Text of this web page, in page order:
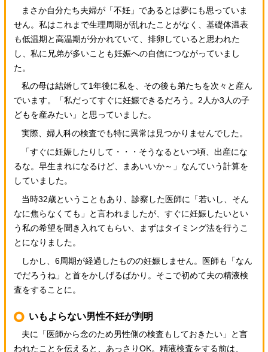
まさか自分たち夫婦が「不妊」であるとは夢にも思っていま
せん。私はこれまで生理周期が乱れたことがなく、基礎体温表
も低温期と高温期が分かれていて、排卵していると思われた
し、私に兄弟が多いことも妊娠への自信につながっていまし
た。
私の母は結婚して1年後に私を、その後も弟たちを次々と産ん
でいます。「私だってすぐに妊娠できるだろう。2人か3人の子
どもを産みたい」と思っていました。
実際、婦人科の検査でも特に異常は見つかりませんでした。
「すぐに妊娠したりして・・・そうなるといつ頃、出産にな
るな。早生まれになるけど、まあいいか～」なんていう計算を
していました。
当時32歳ということもあり、診察した医師に「若いし、そん
なに焦らなくても」と言われましたが、すぐに妊娠したいとい
う私の希望を聞き入れてもらい、まずはタイミング法を行うこ
とになりました。
しかし、6周期が経過したものの妊娠しません。医師も「なん
でだろうね」と首をかしげるばかり。そこで初めて夫の精液検
査をすることに。
いもよらない男性不妊が判明
夫に「医師から念のため男性側の検査もしておきたい」と言
われたことを伝えると、あっさりOK。精液検査をする前は、